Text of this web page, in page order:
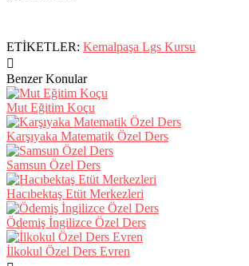
ETİKETLER: Kemalpaşa Lgs Kursu
Benzer Konular
Mut Eğitim Koçu
Karşıyaka Matematik Özel Ders
Samsun Özel Ders
Hacıbektaş Etüt Merkezleri
Ödemiş İngilizce Özel Ders
İlkokul Özel Ders Evren